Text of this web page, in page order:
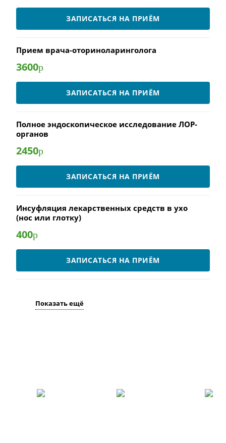
ЗАПИСАТЬСЯ НА ПРИЁМ
Прием врача-оториноларинголога
3600р
ЗАПИСАТЬСЯ НА ПРИЁМ
Полное эндоскопическое исследование ЛОР-
органов
2450р
ЗАПИСАТЬСЯ НА ПРИЁМ
Инсуфляция лекарственных средств в ухо
(нос или глотку)
400р
ЗАПИСАТЬСЯ НА ПРИЁМ
Показать ещё